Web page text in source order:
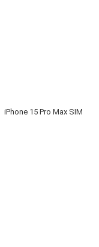
iPhone 15 Pro Max SIM